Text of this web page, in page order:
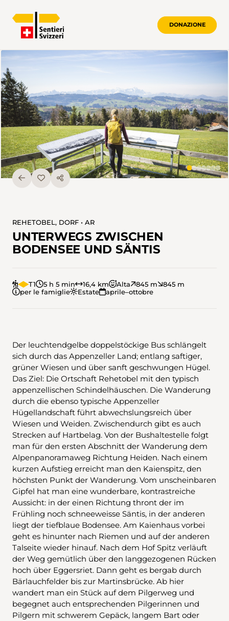
DONAZIONE
REHETOBEL, DORF • AR
UNTERWEGS ZWISCHEN
BODENSEE UND SÄNTIS
T1 5 h 5 min 16,4 km Alta 845 m
845 m
per le famiglie
Estate aprile–ottobre
Der leuchtendgelbe doppelstöckige Bus schlängelt
sich durch das Appenzeller Land; entlang saftiger,
grüner Wiesen und über sanft geschwungen Hügel.
Das Ziel: Die Ortschaft Rehetobel mit den typisch
appenzellischen Schindelhäuschen. Die Wanderung
durch die ebenso typische Appenzeller
Hügellandschaft führt abwechslungsreich über
Wiesen und Weiden. Zwischendurch gibt es auch
Strecken auf Hartbelag. Von der Bushaltestelle folgt
man für den ersten Abschnitt der Wanderung dem
Alpenpanoramaweg Richtung Heiden. Nach einem
kurzen Aufstieg erreicht man den Kaienspitz, den
höchsten Punkt der Wanderung. Vom unscheinbaren
Gipfel hat man eine wunderbare, kontrastreiche
Aussicht: in der einen Richtung thront der im
Frühling noch schneeweisse Säntis, in der anderen
liegt der tiefblaue Bodensee. Am Kaienhaus vorbei
geht es hinunter nach Riemen und auf der anderen
Talseite wieder hinauf. Nach dem Hof Spitz verläuft
der Weg gemütlich über den langgezogenen Rücken
hoch über Eggersriet. Dann geht es bergab durch
Bärlauchfelder bis zur Martinsbrücke. Ab hier
wandert man ein Stück auf dem Pilgerweg und
begegnet auch entsprechenden Pilgerinnen und
Pilgern mit schwerem Gepäck, langem Bart oder